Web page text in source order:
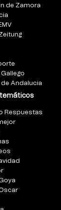
de Zamora
Gallego
de Andalucia
Respuestas